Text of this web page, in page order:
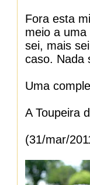
Fora esta
meio a uma
sei, mais
caso. Nada
Uma
A Toupeira
(31/mar/